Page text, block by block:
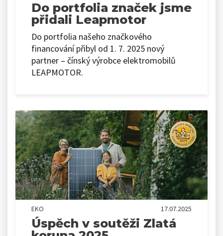
Do portfolia značek jsme
přidali Leapmotor
Do portfolia našeho značkového
financování přibyl od 1. 7. 2025 nový
partner – čínský výrobce elektromobilů
LEAPMOTOR.
EKO 17.07.2025
Úspěch v soutěži Zlatá